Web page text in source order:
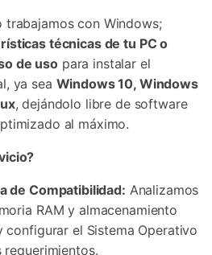
trabajamos con Windows;
técnicas de tu PC o
de usopara instalar el
ya sea Windows 10, Windows
, dejándolo libre de software
al máximo.
de Compatibilidad: Analizamos
RAM y almacenamiento
configurar el Sistema Operativo